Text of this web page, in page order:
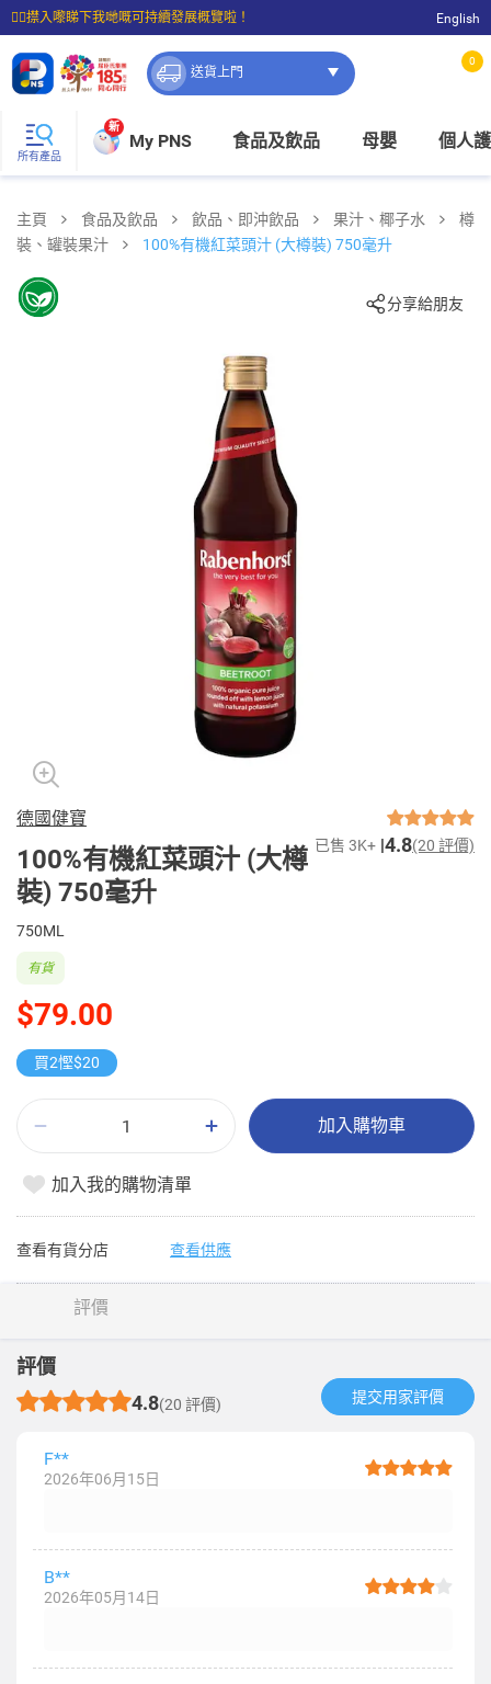
☝🏼㩒入嚟睇下我哋嘅可持續發展概覽啦！
⭐購物滿$399即享免費送貨；滿$100即可免費店取。
English
送貨上門
0
所有產品
新
My PNS 食品及飲品 母嬰 個人
主頁 食品及飲品 飲品、即沖飲品 果汁、椰子水
樽
裝、罐裝果汁
100%有機紅菜頭汁 (大樽裝) 750毫升
分享給朋友
德國健寶
100%有機紅菜頭汁 (大樽
裝) 750毫升
已售 3K+ 4.8(20 評價)
750ML
$79.00
有貨
買2慳$20
加入購物車
加入我的購物清單
查看有貨分店 查看供應
評價
評價
4.8(20 評價) 提交用家評價​
F**
2026年06月15日
B**
2026年05月14日